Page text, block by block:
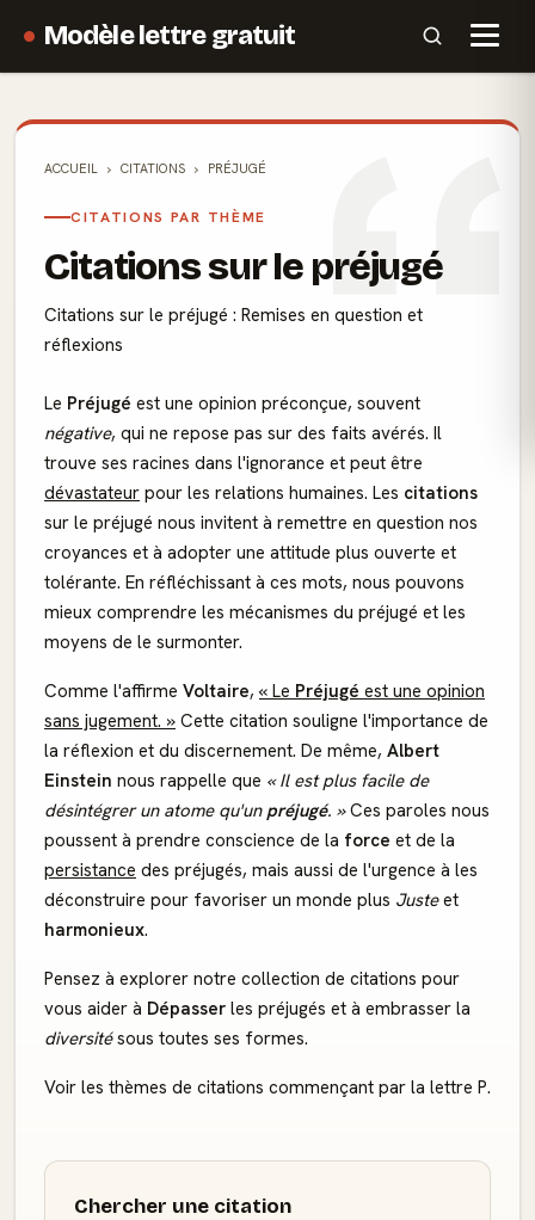
Modèle lettre gratuit
ACCUEIL CITATIONS PRÉJUGÉ
CITATIONS PAR THÈME
Citations sur le préjugé
Citations sur le préjugé : Remises en question et
réflexions
Le Préjugé est une opinion préconçue, souvent
négative, qui ne repose pas sur des faits avérés. Il
trouve ses racines dans l'ignorance et peut être
dévastateur pour les relations humaines. Les citations
sur le préjugé nous invitent à remettre en question nos
croyances et à adopter une attitude plus ouverte et
tolérante. En réfléchissant à ces mots, nous pouvons
mieux comprendre les mécanismes du préjugé et les
moyens de le surmonter.
Comme l'affirme Voltaire, « Le Préjugé est une opinion
sans jugement. » Cette citation souligne l'importance de
la réflexion et du discernement. De même, Albert
Einstein nous rappelle que « Il est plus facile de
désintégrer un atome qu'unpréjugé. »Ces paroles nous
poussent à prendre conscience de la force et de la
persistance des préjugés, mais aussi de l'urgence à les
déconstruire pour favoriser un monde plus Justeet
harmonieux.
Pensez à explorer notre collection de citations pour
vous aider à Dépasser les préjugés et à embrasser la
diversitésous toutes ses formes.
Voir les thèmes de citations commençant par la lettre P.
Chercher une citation